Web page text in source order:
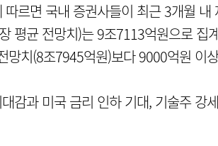
르면 국내 증권사들이 최근 3개월
평균 전망치)는 9조7113억원으로 집
망치(8조7945억원)보다 9000억원 이
감과 미국 금리 인하 기대, 기술주 강